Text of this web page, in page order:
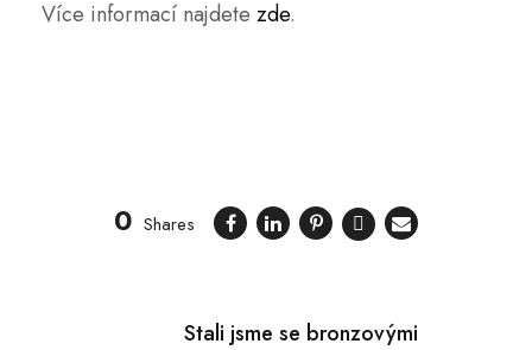
Více informací najdete zde.
0 Shares
Stali jsme se bronzovými